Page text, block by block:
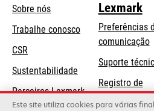
Sobre nós
Trabalhe conosco
CSR
Sustentabilidade
Parceiros Lexmark
Lexmark
Preferências
comunicação
Suporte
Registro de
produtos
Este site utiliza cookies para várias